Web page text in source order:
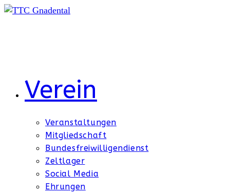
Zum
Verein
Veranstaltungen
Mitgliedschaft
Bundesfreiwilligendienst
Zeltlager
Social Media
Ehrungen